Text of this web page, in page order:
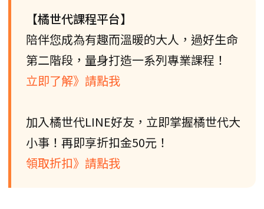
【橘世代課程平台】
陪伴您成為有趣而溫暖的大人，過好生命
第二階段，量身打造一系列專業課程！
立即了解》請點我
加入橘世代LINE好友，立即掌握橘世代大
小事！再即享折扣金50元！
領取折扣》請點我